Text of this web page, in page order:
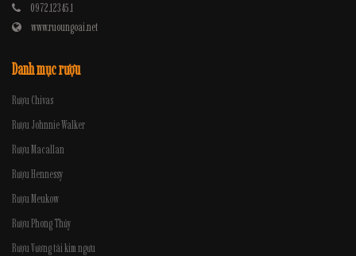
0972.12345.1
www.ruoungoai.net
Danh mục rượu
Rượu Chivas
Rượu Johnnie Walker
Rượu Macallan
Rượu Hennessy
Rượu Meukow
Rượu Phong Thủy
Rượu Vương tài kim ngưu